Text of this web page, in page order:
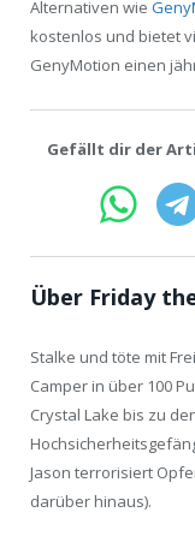
Alternativen wie
kostenlos und bietet
GenyMotion einen
Gefällt dir der
Über Friday
Stalke und töte mit
Camper in über 100
Crystal Lake bis zu
Jason terrorisiert
darüber hinaus).